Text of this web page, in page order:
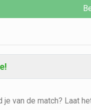
je van de match? Laat